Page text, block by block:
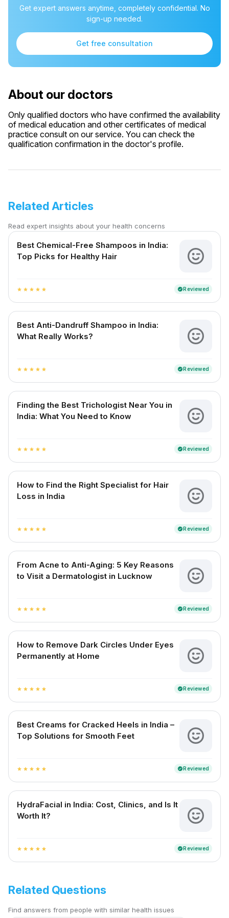
Get expert answers anytime, completely confidential. No
sign-up needed.
Get free consultation
About our doctors
Only qualified doctors who have confirmed the availability
of medical education and other certificates of medical
practice consult on our service. You can check the
qualification confirmation in the doctor's profile.
Related Articles
Read expert insights about your health concerns
Best Chemical-Free Shampoos in India:
Top Picks for Healthy Hair
star star star star star verifiedReviewed
Best Anti-Dandruff Shampoo in India:
What Really Works?
star star star star star verifiedReviewed
Finding the Best Trichologist Near You in
India: What You Need to Know
star star star star star verifiedReviewed
How to Find the Right Specialist for Hair
Loss in India
star star star star star verifiedReviewed
From Acne to Anti-Aging: 5 Key Reasons
to Visit a Dermatologist in Lucknow
star star star star star verifiedReviewed
How to Remove Dark Circles Under Eyes
Permanently at Home
star star star star star verifiedReviewed
Best Creams for Cracked Heels in India –
Top Solutions for Smooth Feet
star star star star star verifiedReviewed
HydraFacial in India: Cost, Clinics, and Is It
Worth It?
star star star star star verifiedReviewed
Related Questions
Find answers from people with similar health issues